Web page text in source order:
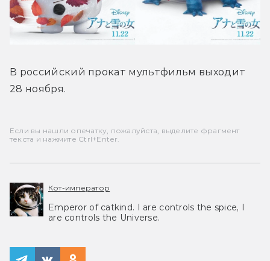
В российский прокат мультфильм выходит
28 ноября.
Если вы нашли опечатку, пожалуйста, выделите фрагмент
текста и нажмите Ctrl+Enter.
Кот-император
Emperor of catkind. I are controls the spice, I
are controls the Universe.